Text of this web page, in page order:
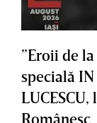
”Eroii de
specială
Românesc